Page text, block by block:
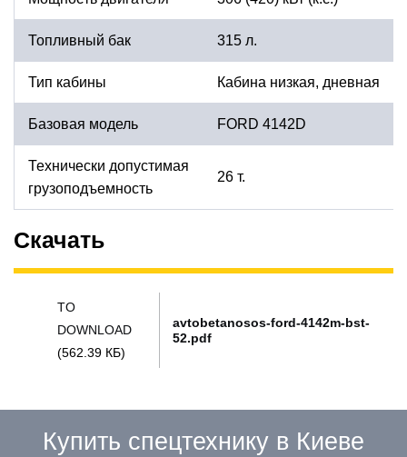
Топливный бак 315 л.
Тип кабины Кабина низкая, дневная
Базовая модель FORD 4142D
Технически допустимая
грузоподъемность
26 т.
Скачать
TO
DOWNLOAD
(562.39 КБ)
avtobetanosos-ford-4142m-bst-
52.pdf
Купить спецтехнику в Киеве